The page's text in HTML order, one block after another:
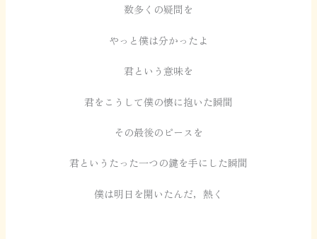
数多くの疑問を
やっと僕は分かったよ
君という意味を
君をこうして僕の懐に抱いた瞬間
その最後のピースを
君というたった一つの鍵を手にした瞬間
僕は明日を開いたんだ，熱く